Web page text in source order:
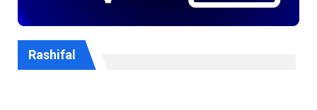
Rashifal